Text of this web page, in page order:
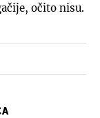
očito nisu.